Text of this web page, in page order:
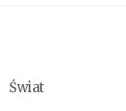
Świat